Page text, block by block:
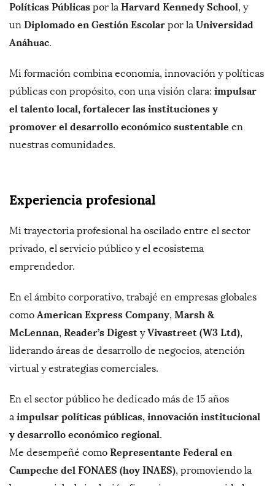
Políticas Públicas por la Harvard Kennedy School, y
un Diplomado en Gestión Escolar por la Universidad
Anáhuac.
Mi formación combina economía, innovación y políticas
públicas con propósito, con una visión clara: impulsar
el talento local, fortalecer las instituciones y
promover el desarrollo económico sustentable en
nuestras comunidades.
Experiencia profesional
Mi trayectoria profesional ha oscilado entre el sector
privado, el servicio público y el ecosistema
emprendedor.
En el ámbito corporativo, trabajé en empresas globales
como American Express Company, Marsh &
McLennan, Reader’s Digest yVivastreet (W3 Ltd),
liderando áreas de desarrollo de negocios, atención
virtual y estrategias comerciales.
En el sector público he dedicado más de 15 años
a impulsar políticas públicas, innovación institucional
y desarrollo económico regional.
Me desempeñé como Representante Federal en
Campeche del FONAES (hoy INAES), promoviendo la